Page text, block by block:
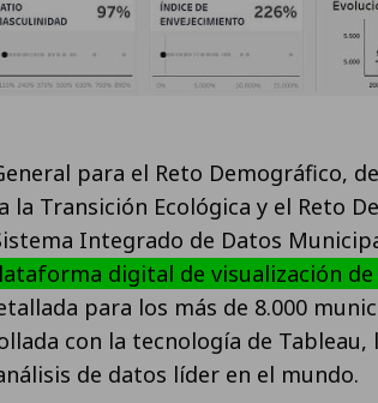
para el Reto Demográfico,
Transición Ecológica y el Reto
Integrado de Datos
digital de visualización
para los más de 8.000
con la tecnología de
de datos líder en el mundo.